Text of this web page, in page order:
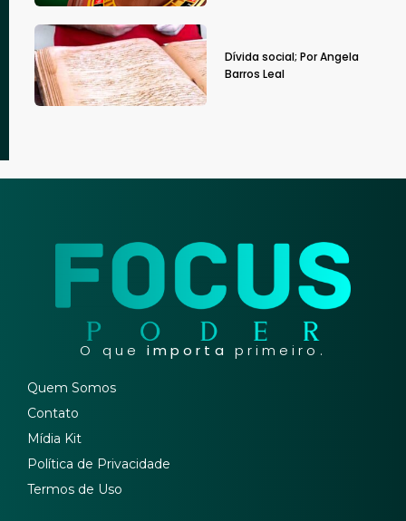
Dívida social; Por Angela
Barros Leal
O que importa primeiro.
Quem Somos
Contato
Mídia Kit
Política de Privacidade
Termos de Uso